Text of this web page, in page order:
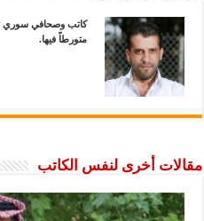
متورطاً فيها.
مقالات أخرى لنفس الكاتب